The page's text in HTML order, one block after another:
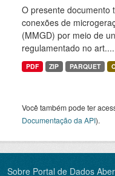
O presente documento
conexões de
(MMGD) por meio de
regulamentado no art....
PDF ZIP PARQUET
Você também pode ter
Documentação da API).
Sobre Portal de Dados